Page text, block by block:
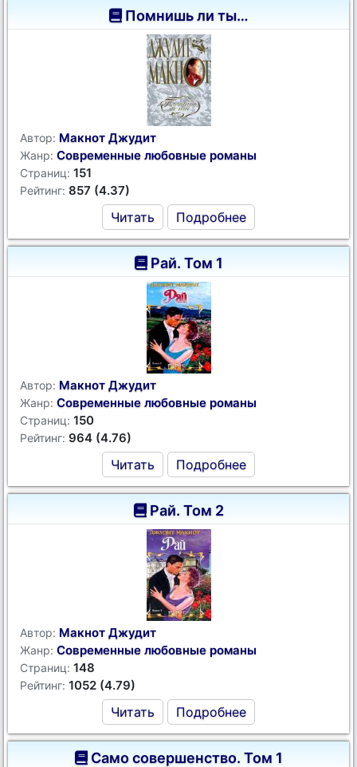
Помнишь ли ты…
Автор: Макнот Джудит
Жанр: Современные любовные романы
Страниц: 151
Рейтинг: 857 (4.37)
Читать Подробнее
Рай. Том 1
Автор: Макнот Джудит
Жанр: Современные любовные романы
Страниц: 150
Рейтинг: 964 (4.76)
Читать Подробнее
Рай. Том 2
Автор: Макнот Джудит
Жанр: Современные любовные романы
Страниц: 148
Рейтинг: 1052 (4.79)
Читать Подробнее
Само совершенство. Том 1